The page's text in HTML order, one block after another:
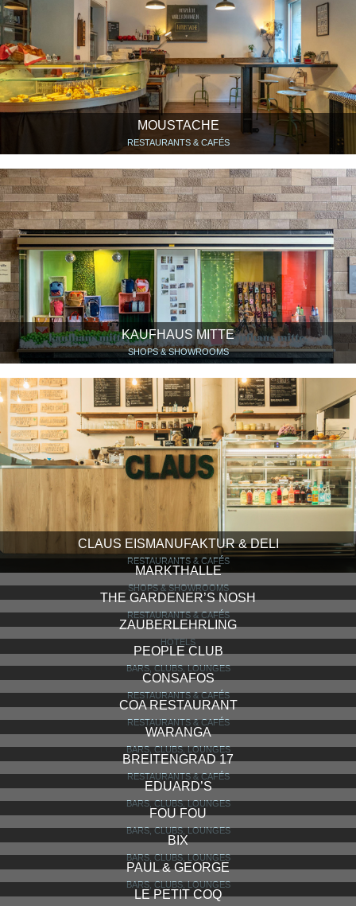
MOUSTACHE
RESTAURANTS & CAFÉS
KAUFHAUS MITTE
SHOPS & SHOWROOMS
CLAUS EISMANUFAKTUR & DELI
RESTAURANTS & CAFÉS
MARKTHALLE
SHOPS & SHOWROOMS